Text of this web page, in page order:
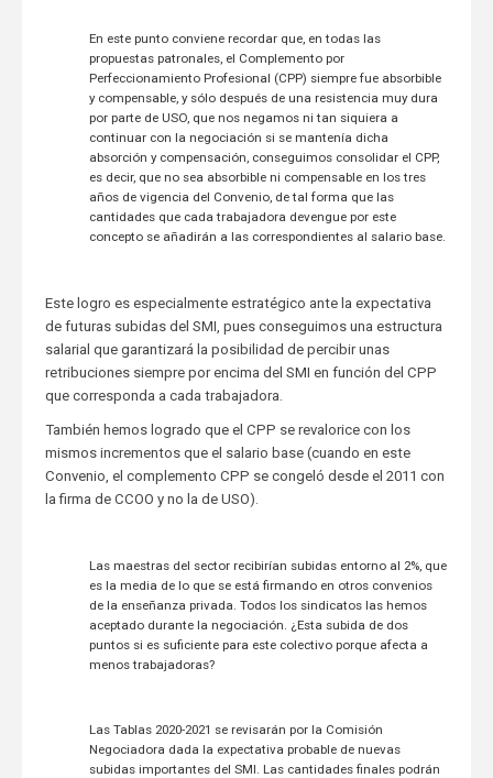
En este punto conviene recordar que, en todas las
propuestas patronales, el Complemento por
Perfeccionamiento Profesional (CPP) siempre fue absorbible
y compensable, y sólo después de una resistencia muy dura
por parte de USO, que nos negamos ni tan siquiera a
continuar con la negociación si se mantenía dicha
absorción y compensación, conseguimos consolidar el CPP,
es decir, que no sea absorbible ni compensable en los tres
años de vigencia del Convenio, de tal forma que las
cantidades que cada trabajadora devengue por este
concepto se añadirán a las correspondientes al salario base.
Este logro es especialmente estratégico ante la expectativa
de futuras subidas del SMI, pues conseguimos una estructura
salarial que garantizará la posibilidad de percibir unas
retribuciones siempre por encima del SMI en función del CPP
que corresponda a cada trabajadora.
También hemos logrado que el CPP se revalorice con los
mismos incrementos que el salario base (cuando en este
Convenio, el complemento CPP se congeló desde el 2011 con
la firma de CCOO y no la de USO).
Las maestras del sector recibirían subidas entorno al 2%, que
es la media de lo que se está firmando en otros convenios
de la enseñanza privada. Todos los sindicatos las hemos
aceptado durante la negociación. ¿Esta subida de dos
puntos si es suficiente para este colectivo porque afecta a
menos trabajadoras?
Las Tablas 2020-2021 se revisarán por la Comisión
Negociadora dada la expectativa probable de nuevas
subidas importantes del SMI. Las cantidades finales podrán